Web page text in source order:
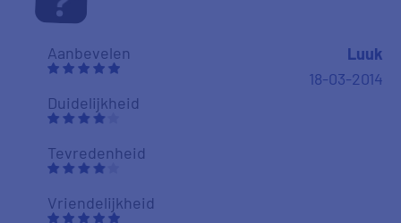
Aanbevelen
Duidelijkheid
Tevredenheid
Vriendelijkheid
Luuk
18-03-2014